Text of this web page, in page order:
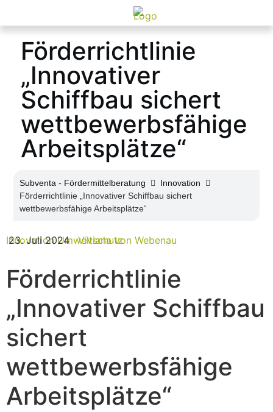
Förderrichtlinie
„Innovativer
Schiffbau sichert
wettbewerbsfähige
Arbeitsplätze“
Subventa ‐ Fördermittelberatung
Innovation
Förderrichtlinie „Innovativer Schiffbau sichert
wettbewerbsfähige Arbeitsplätze“
Innovation Umweltschutz
23. Juli 2024 Viviana von Webenau
Förderrichtlinie
„Innovativer Schiffbau
sichert
wettbewerbsfähige
Arbeitsplätze“